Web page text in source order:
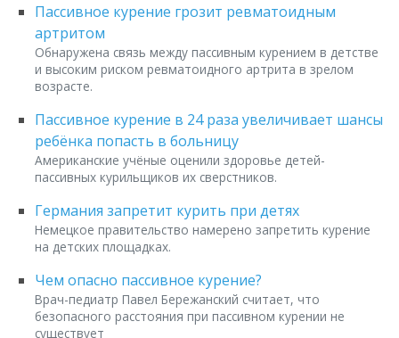
Пассивное курение грозит ревматоидным
артритом
Обнаружена связь между пассивным курением в детстве
и высоким риском ревматоидного артрита в зрелом
возрасте.
Пассивное курение в 24 раза увеличивает шансы
ребёнка попасть в больницу
Американские учёные оценили здоровье детей-
пассивных курильщиков их сверстников.
Германия запретит курить при детях
Немецкое правительство намерено запретить курение
на детских площадках.
Чем опасно пассивное курение?
Врач-педиатр Павел Бережанский считает, что
безопасного расстояния при пассивном курении не
существует